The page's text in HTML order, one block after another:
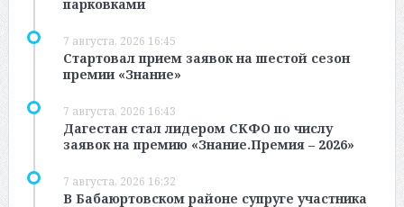
парковками
7 августа, 2026 16:45
Стартовал прием заявок на шестой сезон
премии «Знание»
7 августа, 2026 16:43
Дагестан стал лидером СКФО по числу
заявок на премию «Знание.Премия – 2026»
7 августа, 2026 16:32
В Бабаюртовском районе супруге участника